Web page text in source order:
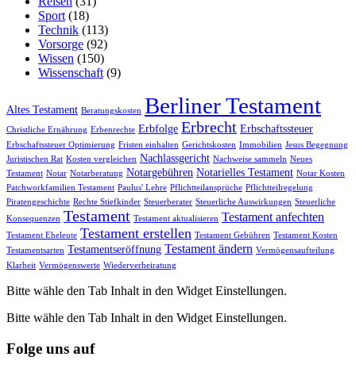
Sport (18)
Technik (113)
Vorsorge (92)
Wissen (150)
Wissenschaft (9)
Altes Testament Beratungskosten Berliner Testament
Christliche Ernährung Erbenrechte Erbfolge Erbrecht Erbschaftssteuer
Erbschaftssteuer Optimierung Fristen einhalten Gerichtskosten Immobilien Jesus Begegnung
Juristischen Rat Kosten vergleichen Nachlassgericht Nachweise sammeln Neues
Testament Notar Notarberatung Notargebühren Notarielles Testament Notar Kosten
Patchworkfamilien Testament Paulus' Lehre Pflichtteilansprüche Pflichtteilregelung
Piratengeschichte Rechte Stiefkinder Steuerberater Steuerliche Auswirkungen Steuerliche
Konsequenzen Testament Testament aktualisieren Testament anfechten
Testament Eheleute Testament erstellen Testament Gebühren Testament Kosten
Testamentsarten Testamentseröffnung Testament ändern Vermögensaufteilung
Klarheit Vermögenswerte Wiederverheiratung
Bitte wähle den Tab Inhalt in den Widget Einstellungen.
Bitte wähle den Tab Inhalt in den Widget Einstellungen.
Folge uns auf